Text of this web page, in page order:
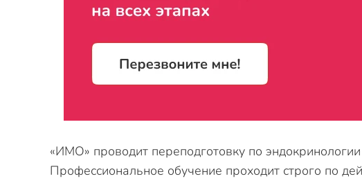
«ИМО» проводит переподготовку по
Профессиональное обучение проходит строго по